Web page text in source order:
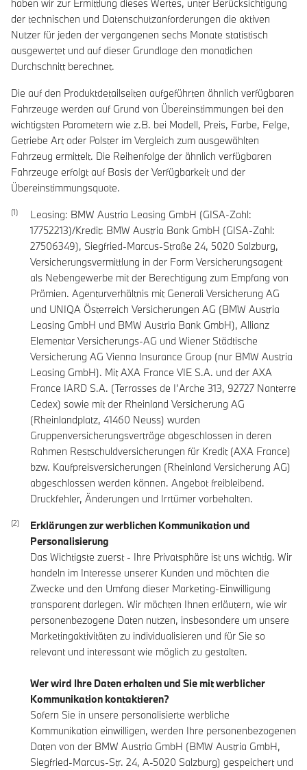
haben wir zur Ermittlung dieses Wertes, unter Berücksichtigung
der technischen und Datenschutzanforderungen die aktiven
Nutzer für jeden der vergangenen sechs Monate statistisch
ausgewertet und auf dieser Grundlage den monatlichen
Durchschnitt berechnet.
Die auf den Produktdetailseiten aufgeführten ähnlich verfügbaren
Fahrzeuge werden auf Grund von Übereinstimmungen bei den
wichtigsten Parametern wie z.B. bei Modell, Preis, Farbe, Felge,
Getriebe Art oder Polster im Vergleich zum ausgewählten
Fahrzeug ermittelt. Die Reihenfolge der ähnlich verfügbaren
Fahrzeuge erfolgt auf Basis der Verfügbarkeit und der
Übereinstimmungsquote.
Leasing: BMW Austria Leasing GmbH (GISA-Zahl:
17752213)/Kredit: BMW Austria Bank GmbH (GISA-Zahl:
27506349), Siegfried-Marcus-Straße 24, 5020 Salzburg,
Versicherungsvermittlung in der Form Versicherungsagent
als Nebengewerbe mit der Berechtigung zum Empfang von
Prämien. Agenturverhältnis mit Generali Versicherung AG
und UNIQA Österreich Versicherungen AG (BMW Austria
Leasing GmbH und BMW Austria Bank GmbH), Allianz
Elementar Versicherungs-AG und Wiener Städtische
Versicherung AG Vienna Insurance Group (nur BMW Austria
Leasing GmbH). Mit AXA France VIE S.A. und der AXA
France IARD S.A. (Terrasses de I’Arche 313, 92727 Nanterre
Cedex) sowie mit der Rheinland Versicherung AG
(Rheinlandplatz, 41460 Neuss) wurden
Gruppenversicherungsverträge abgeschlossen in deren
Rahmen Restschuldversicherungen für Kredit (AXA France)
bzw. Kaufpreisversicherungen (Rheinland Versicherung AG)
abgeschlossen werden können. Angebot freibleibend.
Druckfehler, Änderungen und Irrtümer vorbehalten.
Erklärungen zur werblichen Kommunikation und
Personalisierung
Das Wichtigste zuerst - Ihre Privatsphäre ist uns wichtig. Wir
handeln im Interesse unserer Kunden und möchten die
Zwecke und den Umfang dieser Marketing-Einwilligung
transparent darlegen. Wir möchten Ihnen erläutern, wie wir
personenbezogene Daten nutzen, insbesondere um unsere
Marketingaktivitäten zu individualisieren und für Sie so
relevant und interessant wie möglich zu gestalten.
Wer wird Ihre Daten erhalten und Sie mit werblicher
Kommunikation kontaktieren?
Sofern Sie in unsere personalisierte werbliche
Kommunikation einwilligen, werden Ihre personenbezogenen
Daten von der BMW Austria GmbH (BMW Austria GmbH,
Siegfried-Marcus-Str. 24, A-5020 Salzburg) gespeichert und